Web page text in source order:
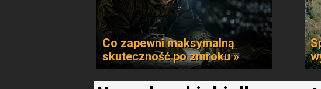
Co zapewni maksymalną
skuteczność po zmroku »